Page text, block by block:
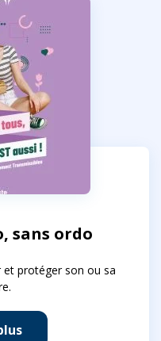
sans ordo
et protéger son ou sa